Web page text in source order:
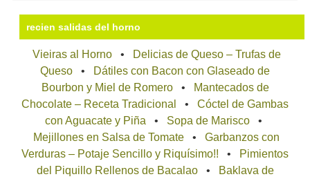
recien salidas del horno
Vieiras al Horno
Delicias de Queso – Trufas de
Queso
Dátiles con Bacon con Glaseado de
Bourbon y Miel de Romero
Mantecados de
Chocolate – Receta Tradicional
Cóctel de Gambas
con Aguacate y Piña
Sopa de Marisco
Mejillones en Salsa de Tomate
Garbanzos con
Verduras – Potaje Sencillo y Riquísimo!!
Pimientos
del Piquillo Rellenos de Bacalao
Baklava de